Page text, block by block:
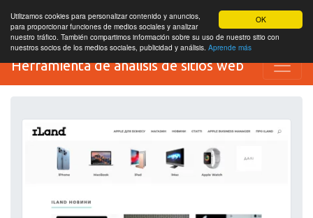
OK
Utilizamos cookies para personalizar contenido y anuncios,
para proporcionar funciones de medios sociales y analizar
nuestro tráfico. También compartimos información sobre su uso de nuestro sitio con
nuestros socios de los medios sociales, publicidad y análisis. Aprende más
Herramienta de análisis de sitios web